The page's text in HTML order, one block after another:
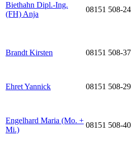
Biethahn Dipl.-Ing.
(FH) Anja
08151 508-24
Brandt Kirsten 08151 508-37
Ehret Yannick 08151 508-29
Engelhard Maria (Mo. +
Mi.)
08151 508-40